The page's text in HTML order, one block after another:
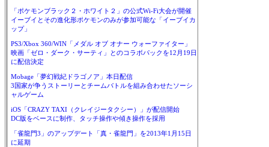
「ポケモンブラック２・ホワイト２」の公式Wi-Fi大会が開催
イーブイとその進化形ポケモンのみが参加可能な「イーブイカ
ップ」
PS3/Xbox 360/WIN「メダル オブ オナー ウォーファイター」
映画「ゼロ・ダーク・サーティ」とのコラボパックを12月19日
に配信決定
Mobage「夢幻戦紀ドラゴノア」本日配信
3国家が争うストーリーとチームバトルを組み合わせたソーシ
ャルゲーム
iOS「CRAZY TAXI（クレイジータクシー）」が配信開始
DC版をベースに制作、タッチ操作や傾き操作を採用
「雀龍門3」のアップデート「真・雀龍門」を2013年1月15日
に延期